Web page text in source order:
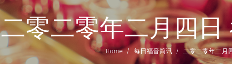
二零二零年二月四日
Home / 每日福音简讯 / 二零二零年二月